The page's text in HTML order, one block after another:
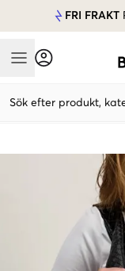
FRI FRAKT
Mobile Menu
Sök efter produkt,